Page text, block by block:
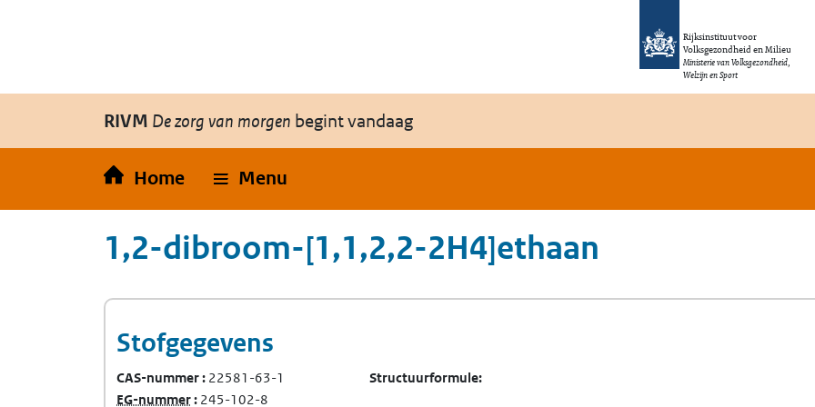
Rijksinstituut voor
Volksgezondheid en Milieu
Ministerie van Volksgezondheid,
Welzijn en Sport
RIVM De zorg van morgen begint vandaag
Home Menu
1,2-dibroom-[1,1,2,2-2H4]ethaan
Stofgegevens
CAS-nummer 22581-63-1
EG-nummer(Europees Gemeenschap-nummer)
245-102-8
Structuurformule